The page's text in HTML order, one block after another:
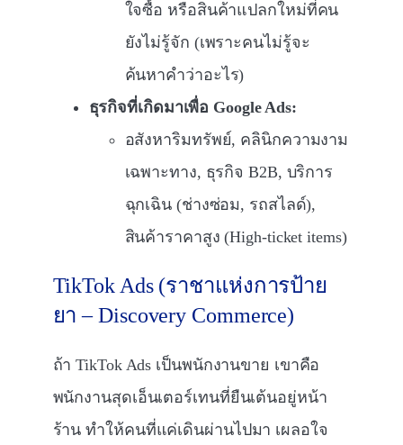
ใจซื้อ หรือสินค้าแปลกใหม่ที่คน
ยังไม่รู้จัก (เพราะคนไม่รู้จะ
ค้นหาคำว่าอะไร)
ธุรกิจที่เกิดมาเพื่อ Google Ads:
อสังหาริมทรัพย์, คลินิกความงาม
เฉพาะทาง, ธุรกิจ B2B, บริการ
ฉุกเฉิน (ช่างซ่อม, รถสไลด์),
สินค้าราคาสูง (High-ticket items)
TikTok Ads (ราชาแห่งการป้าย
ยา – Discovery Commerce)
ถ้า TikTok Ads เป็นพนักงานขาย เขาคือ
พนักงานสุดเอ็นเตอร์เทนที่ยืนเต้นอยู่หน้า
ร้าน ทำให้คนที่แค่เดินผ่านไปมา เผลอใจ